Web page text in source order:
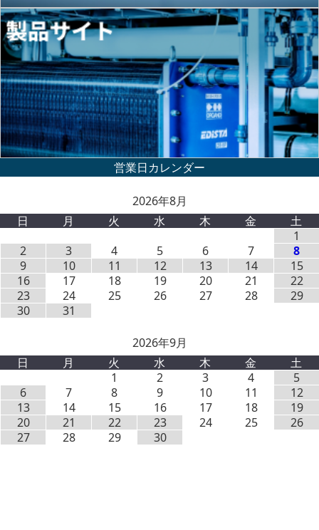
2026年8月
日
月 火 水 木 金
土
1
2
3 4 5 6 7
8
9
10 11 12 13 14
15
16
17 18 19 20 21
22
23
24 25 26 27 28
29
30
31
2026年9月
日
月 火 水 木 金
土
1
2 3 4
5
6
7 8 9 10 11
12
13
14 15 16 17 18
19
20
21 22 23 24 25
26
27
28 29 30